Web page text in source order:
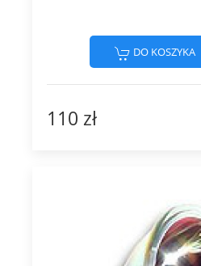
DO KOSZYKA
110 zł